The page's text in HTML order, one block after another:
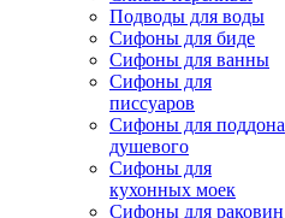
Подводы для воды
Сифоны для биде
Сифоны для ванны
Сифоны для
писсуаров
Сифоны для поддона
душевого
Сифоны для
кухонных моек
Сифоны для раковин